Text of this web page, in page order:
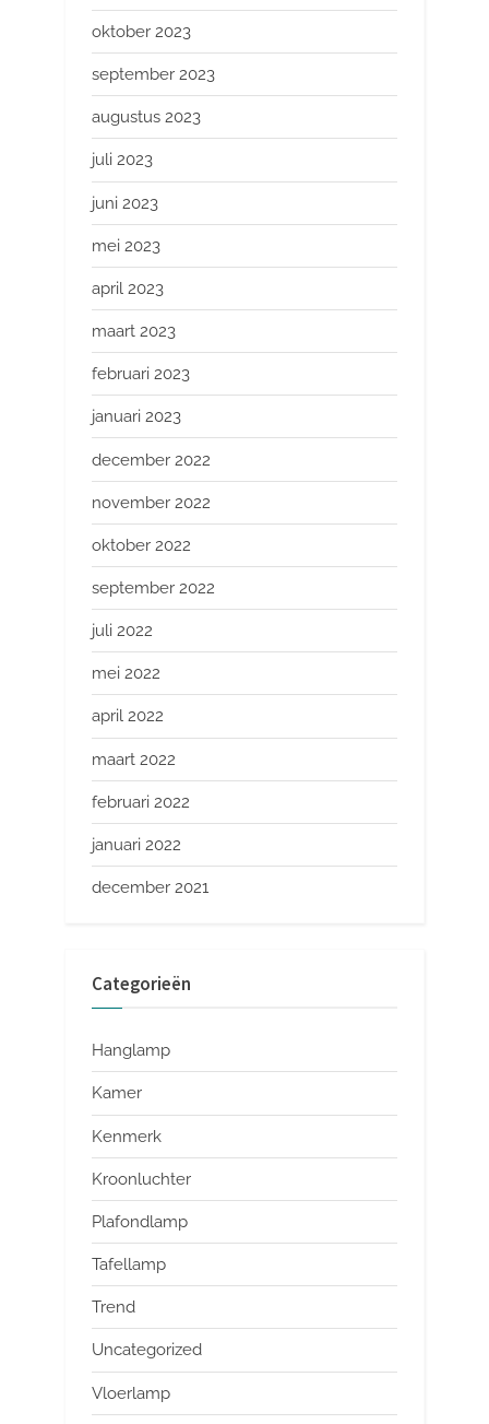
oktober 2023
september 2023
augustus 2023
juli 2023
juni 2023
mei 2023
april 2023
maart 2023
februari 2023
januari 2023
december 2022
november 2022
oktober 2022
september 2022
juli 2022
mei 2022
april 2022
maart 2022
februari 2022
januari 2022
december 2021
Categorieën
Hanglamp
Kamer
Kenmerk
Kroonluchter
Plafondlamp
Tafellamp
Trend
Uncategorized
Vloerlamp